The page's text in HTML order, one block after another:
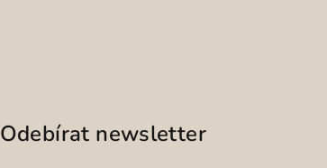
Odebírat newsletter